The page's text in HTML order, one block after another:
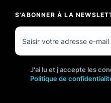
S'ABONNER À LA
J'ai lu et j'accepte les
Politique de